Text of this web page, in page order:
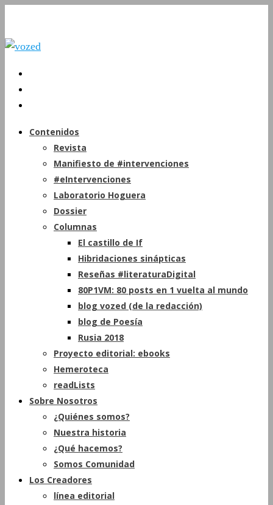
Contenidos
Revista
Manifiesto de #intervenciones
#eIntervenciones
Laboratorio Hoguera
Dossier
Columnas
El castillo de If
Hibridaciones sinápticas
Reseñas #literaturaDigital
80P1VM: 80 posts en 1 vuelta al mundo
blog vozed (de la redacción)
blog de Poesía
Rusia 2018
Proyecto editorial: ebooks
Hemeroteca
readLists
Sobre Nosotros
¿Quiénes somos?
Nuestra historia
¿Qué hacemos?
Somos Comunidad
Los Creadores
línea editorial